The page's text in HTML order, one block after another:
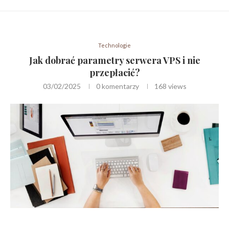
Technologie
Jak dobrać parametry serwera VPS i nie
przepłacić?
03/02/2025 0 komentarzy 168 views